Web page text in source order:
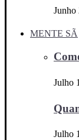
Junho
MENTE SÃ
Julho
Julho